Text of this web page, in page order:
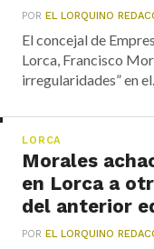
POREL LORQUINO
El concejal de
Lorca, Francisco
irregularidades” en
LORCA
Morales
en Lorca a
del anterior
POREL LORQUINO